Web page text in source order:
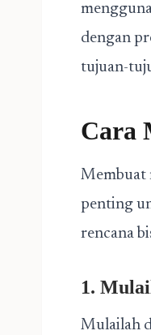
dengan
tujuan-
Cara
Membuat
penting
rencana
1.
Mulailah